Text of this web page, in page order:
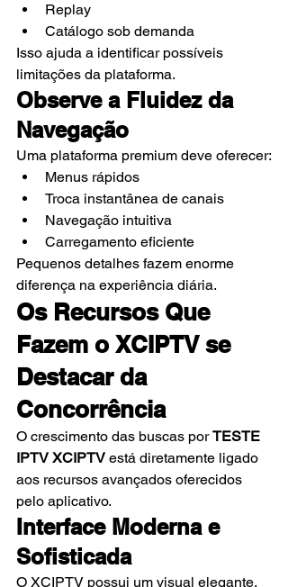
Replay
Catálogo sob demanda
Isso ajuda a identificar possíveis
limitações da plataforma.
Observe a Fluidez da
Navegação
Uma plataforma premium deve oferecer:
Menus rápidos
Troca instantânea de canais
Navegação intuitiva
Carregamento eficiente
Pequenos detalhes fazem enorme
diferença na experiência diária.
Os Recursos Que
Fazem o XCIPTV se
Destacar da
Concorrência
O crescimento das buscas por TESTE
IPTV XCIPTV está diretamente ligado
aos recursos avançados oferecidos
pelo aplicativo.
Interface Moderna e
Sofisticada
O XCIPTV possui um visual elegante,